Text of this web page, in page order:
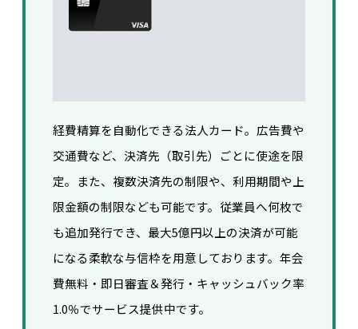
経費精算を自動化できる法人カード。広告費や
交通費など、決済先（取引先）ごとに使途を限
定。また、複数決済先の制限や、利用期間や上
限金額の制限なども可能です。 従業員へ何枚で
も追加発行でき、 最大5億円以上の決済が可能
になる柔軟な与信枠を用意しております。 年会
費無料・即日審査＆発行・キャッシュバック率
1.0％でサービス提供中です。